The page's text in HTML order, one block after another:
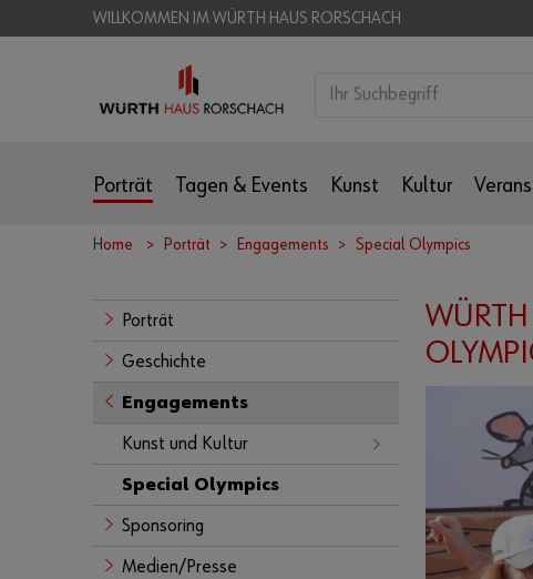
WILLKOMMEN IM WÜRTH HAUS RORSCHACH
Porträt Tagen & Events Kunst Kultur
Home Porträt Engagements Special Olympics
Porträt
Geschichte
Engagements
Kunst und Kultur
Special Olympics
Sponsoring
Medien/Presse
WÜRTH